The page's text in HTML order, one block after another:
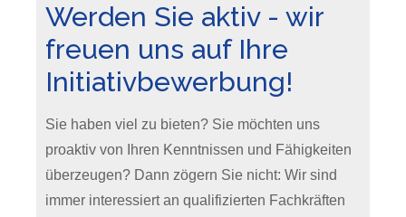
Werden Sie aktiv - wir
freuen uns auf Ihre
Initiativbewerbung!
Sie haben viel zu bieten? Sie möchten uns
proaktiv von Ihren Kenntnissen und Fähigkeiten
überzeugen? Dann zögern Sie nicht: Wir sind
immer interessiert an qualifizierten Fachkräften